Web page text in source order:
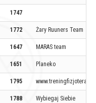
1747
1772 Żary Ruuners Team
1647 MARAS team
1651 Planeko
1795
1788 Wybiegaj Siebie